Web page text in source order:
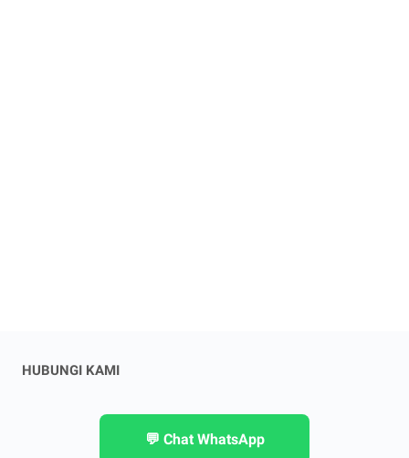
HUBUNGI KAMI
💬 Chat WhatsApp